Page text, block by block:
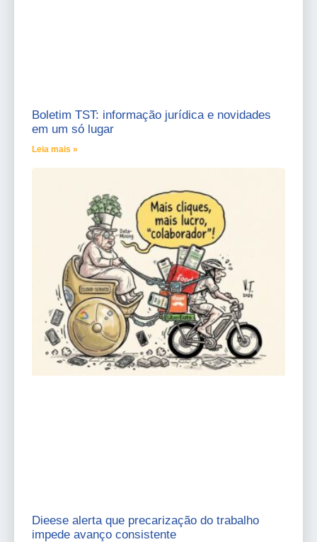
Boletim TST: informação jurídica e novidades
em um só lugar
Leia mais »
Dieese alerta que precarização do trabalho
impede avanço consistente